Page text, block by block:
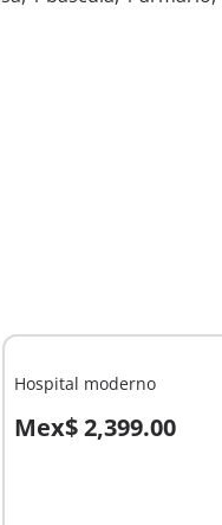
Hospital moderno
Mex$ 2,399.00
A la cesta